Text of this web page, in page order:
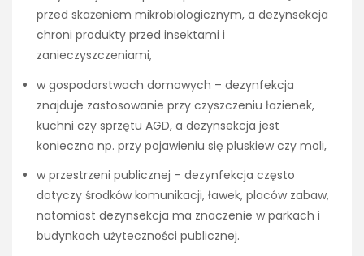
przed skażeniem mikrobiologicznym, a dezynsekcja
chroni produkty przed insektami i
zanieczyszczeniami,
w gospodarstwach domowych – dezynfekcja
znajduje zastosowanie przy czyszczeniu łazienek,
kuchni czy sprzętu AGD, a dezynsekcja jest
konieczna np. przy pojawieniu się pluskiew czy moli,
w przestrzeni publicznej – dezynfekcja często
dotyczy środków komunikacji, ławek, placów zabaw,
natomiast dezynsekcja ma znaczenie w parkach i
budynkach użyteczności publicznej.